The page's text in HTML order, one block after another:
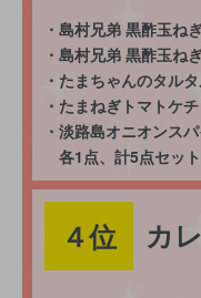
・島村兄弟 黒酢玉ね
・島村兄弟 黒酢玉ね
・たまちゃんのタル
・たまねぎトマトケ
・淡路島オニオンス
各1点、計5点セット
４位 カ